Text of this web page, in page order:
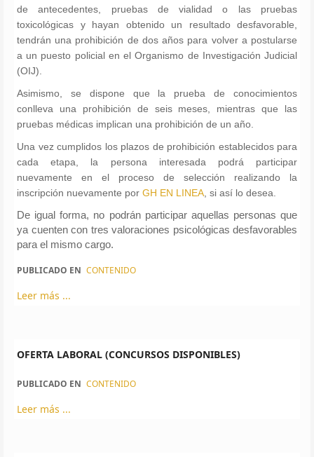
de antecedentes, pruebas de vialidad o las pruebas
toxicológicas y hayan obtenido un resultado desfavorable,
tendrán una prohibición de dos años para volver a postularse
a un puesto policial en el Organismo de Investigación Judicial
(OIJ).
Asimismo, se dispone que la prueba de conocimientos
conlleva una prohibición de seis meses, mientras que las
pruebas médicas implican una prohibición de un año.
Una vez cumplidos los plazos de prohibición establecidos para
cada etapa, la persona interesada podrá participar
nuevamente en el proceso de selección realizando la
inscripción nuevamente por GH EN LINEA , si así lo desea.
De igual forma, no podrán participar aquellas personas que
ya cuenten con tres valoraciones psicológicas desfavorables
para el mismo cargo.
PUBLICADO EN CONTENIDO
Leer más ...
OFERTA LABORAL (CONCURSOS DISPONIBLES)
PUBLICADO EN CONTENIDO
Leer más ...